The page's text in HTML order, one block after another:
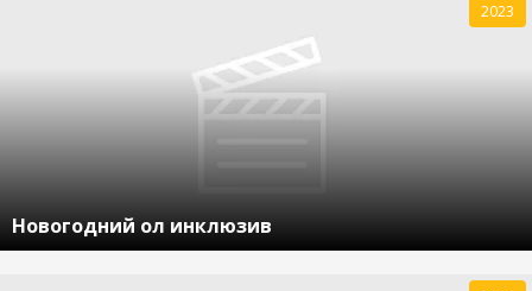
Новогодний ол инклюзив
2023